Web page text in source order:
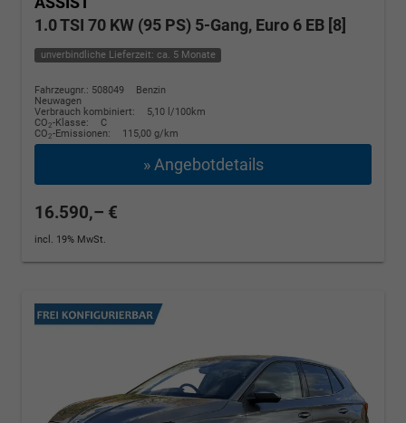
1.0 TSI 70 KW (95 PS) 5-Gang, Euro 6 EB [8]
unverbindliche Lieferzeit: ca. 5 Monate
Fahrzeugnr.: 508049
Benzin
Neuwagen
Verbrauch kombiniert:
5,10 l/100km
CO2-Klasse:
C
CO2-Emissionen: 115,00 g/km
» Angebotdetails
16.590,– €
incl. 19% MwSt.